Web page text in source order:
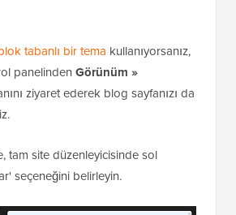
tabanlı bir tema kullanıyorsanız,
panelinden Görünüm »
ziyaret ederek blog sayfanızı da
tam site düzenleyicisinde sol
seçeneğini belirleyin.